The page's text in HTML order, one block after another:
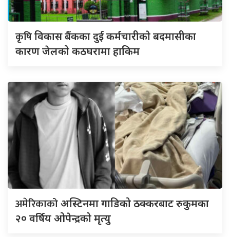
कृषिविकास बैंकका दुई कर्मचारीकाे बदमासीका
कारण जेलको कठघरामा हाकिम
अमेरिकाकोअस्टिनमा गाडिको ठक्करबाट रुकुमका
२० वर्षिय ओपेन्द्रको मृत्यु